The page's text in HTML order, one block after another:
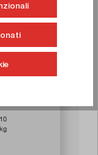
di 4.9 su 5 stelle
100 x 150